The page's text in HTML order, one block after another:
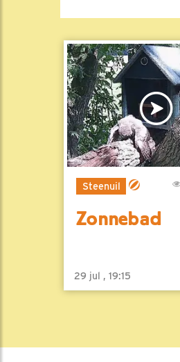
Steenuil
Zonnebad
29 jul , 19:15